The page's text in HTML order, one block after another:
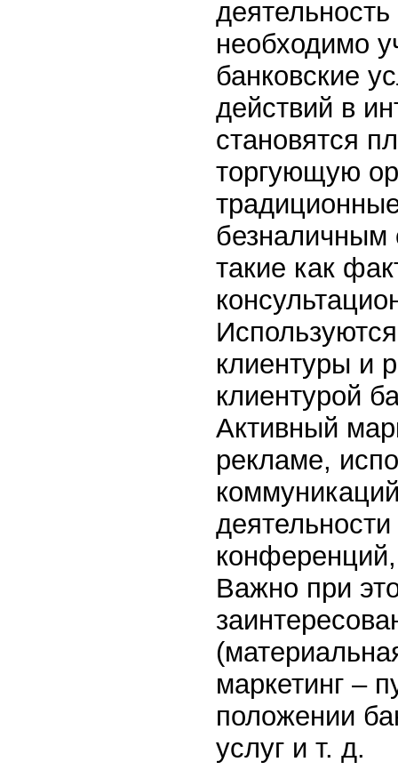
необходимо
банковские
действий в
становятся
торгующую
безналичным
такие как
клиентуры и
клиентурой
Активный
рекламе,
Важно при
маркетинг –
положении
услуг и т. д.